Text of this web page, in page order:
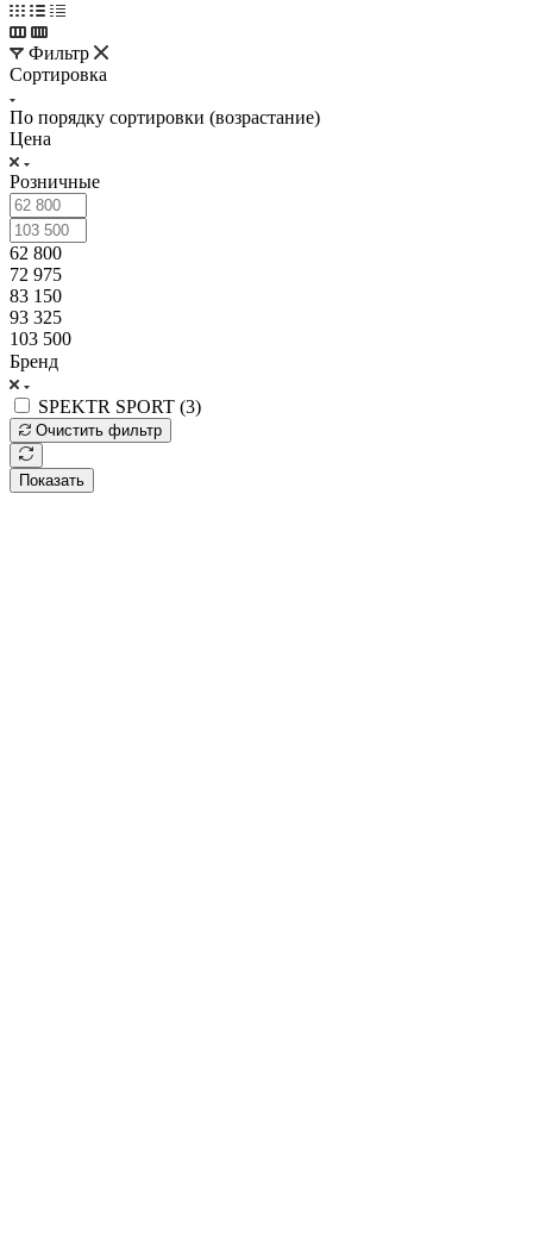
Фильтр
Сортировка
По порядку сортировки (возрастание)
Цена
Розничные
62 800
72 975
83 150
93 325
103 500
Бренд
SPEKTR SPORT (3)
Очистить фильтр
Показать